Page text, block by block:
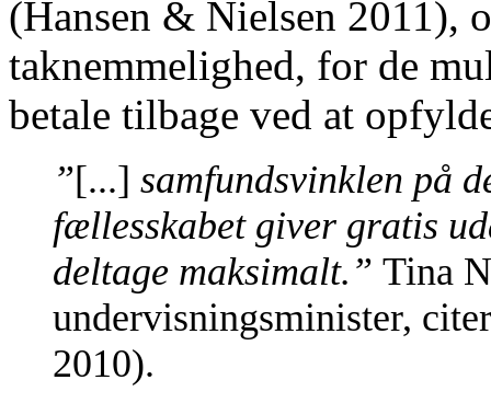
(Hansen & Nielsen 2011),
taknemmelighed, for de
betale tilbage ved at
”[...] samfundsvinklen på
fællesskabet giver gratis
deltage maksimalt.” Tina
undervisningsminister,
2010).